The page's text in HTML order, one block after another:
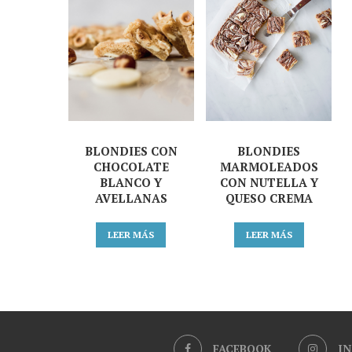
BLONDIES CON
CHOCOLATE
BLANCO Y
AVELLANAS
LEER MÁS
BLONDIES
MARMOLEADOS
CON NUTELLA Y
QUESO CREMA
LEER MÁS
FACEBOOK